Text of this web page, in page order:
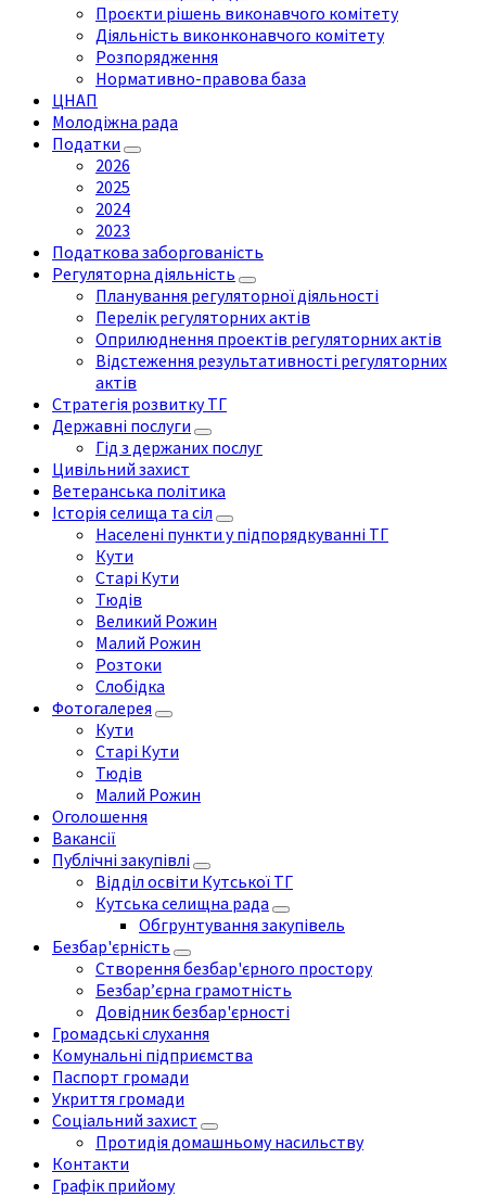
Проєкти рішень виконавчого комітету
Діяльність виконконавчого комітету
Розпорядження
Нормативно-правова база
ЦНАП
Молодіжна рада
Податки
2026
2025
2024
2023
Податкова заборгованість
Регуляторна діяльність
Планування регуляторної діяльності
Перелік регуляторних актів
Оприлюднення проектів регуляторних актів
Відстеження результативності регуляторних
актів
Стратегія розвитку ТГ
Державні послуги
Гід з держаних послуг
Цивільний захист
Ветеранська політика
Історія селища та сіл
Населені пункти у підпорядкуванні ТГ
Кути
Старі Кути
Тюдів
Великий Рожин
Малий Рожин
Розтоки
Слобідка
Фотогалерея
Кути
Старі Кути
Тюдів
Малий Рожин
Оголошення
Вакансії
Публічні закупівлі
Відділ освіти Кутської ТГ
Кутська селищна рада
Обгрунтування закупівель
Безбар'єрність
Створення безбар'єрного простору
Безбар’єрна грамотність
Довідник безбар'єрності
Громадські слухання
Комунальні підприємства
Паспорт громади
Укриття громади
Соціальний захист
Протидія домашньому насильству
Контакти
Графік прийому